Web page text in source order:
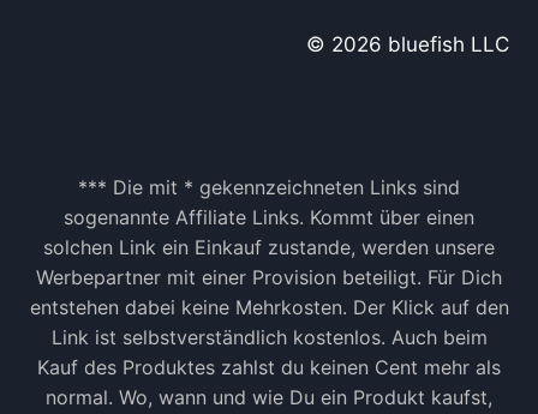
© 2026 bluefish LLC
*** Die mit * gekennzeichneten Links sind
sogenannte Affiliate Links. Kommt über einen
solchen Link ein Einkauf zustande, werden unsere
Werbepartner mit einer Provision beteiligt. Für Dich
entstehen dabei keine Mehrkosten. Der Klick auf den
Link ist selbstverständlich kostenlos. Auch beim
Kauf des Produktes zahlst du keinen Cent mehr als
normal. Wo, wann und wie Du ein Produkt kaufst,